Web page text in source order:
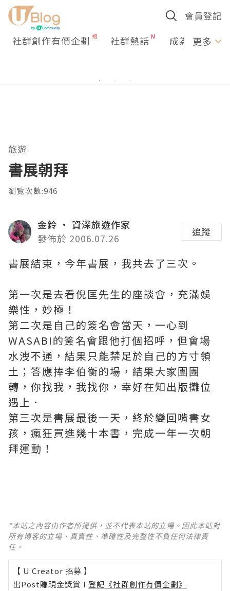
會員登記
社群創作有價企劃 社群熱話 成為U更多
旅遊
書展朝拜
瀏覽次數:946
金鈴 · 資深旅遊作家
發佈於 2006.07.26
追蹤
書展結束，今年書展，我共去了三次。
第一次是去看倪匡先生的座談會，充滿娛
樂性，妙極！
第二次是自己的簽名會當天，一心到
WASABI的簽名會跟他打個招呼，但會場
水洩不通，結果只能禁足於自己的方寸領
土；答應捧李伯衡的場，結果大家團團
轉，你找我，我找你，幸好在知出版攤位
遇上．
第三次是書展最後一天，終於變回啃書女
孩，瘋狂買進幾十本書，完成一年一次朝
拜運動！
*本站之內容由作者所提供，並不代表本站的立場。因此本站對
所有博客的立場、真實性、準確性及完整性不負任何法律責
任。
【 U Creator 招募 】
出Post賺現金獎賞 l 登記《社群創作有價企劃》